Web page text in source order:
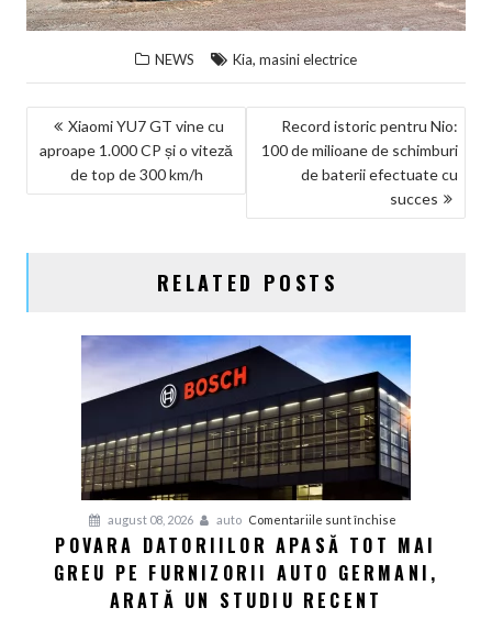
NEWS Kia, masini electrice
NAVIGARE
ÎN
ARTICOLE
Xiaomi YU7 GT vine cu
aproape 1.000 CP și o viteză
de top de 300 km/h
Record istoric pentru Nio:
100 de milioane de schimburi
de baterii efectuate cu
succes
RELATED POSTS
august 08, 2026 auto Comentariile sunt închise
Povara
datoriilor
POVARA DATORIILOR APASĂ TOT MAI
GREU PE FURNIZORII AUTO GERMANI,
ARATĂ UN STUDIU RECENT